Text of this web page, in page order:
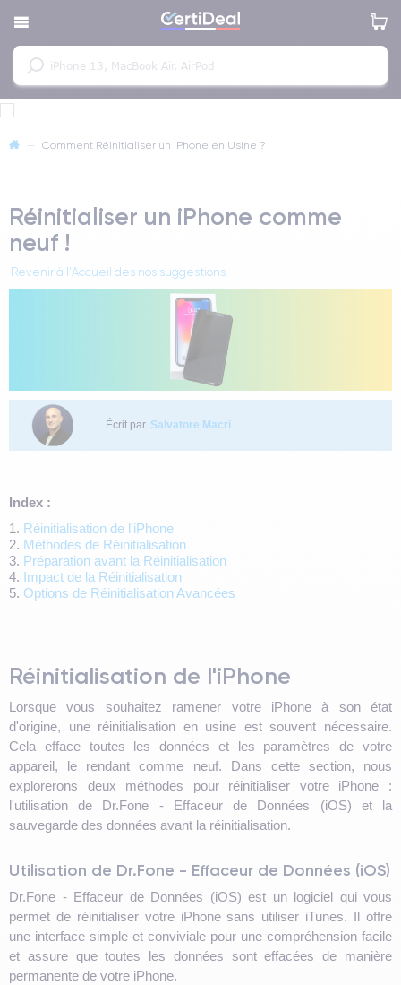
— Comment Réinitialiser un iPhone en Usine ?
Réinitialiser un iPhone comme
neuf !
Revenir à l'Accueil des nos suggestions
Écrit par Salvatore Macri
Index :
1. Réinitialisation de l'iPhone
2. Méthodes de Réinitialisation
3. Préparation avant la Réinitialisation
4. Impact de la Réinitialisation
5. Options de Réinitialisation Avancées
Réinitialisation de l'iPhone
Lorsque vous souhaitez ramener votre iPhone à son état
d'origine, une réinitialisation en usine est souvent nécessaire.
Cela efface toutes les données et les paramètres de votre
appareil, le rendant comme neuf. Dans cette section, nous
explorerons deux méthodes pour réinitialiser votre iPhone :
l'utilisation de Dr.Fone - Effaceur de Données (iOS) et la
sauvegarde des données avant la réinitialisation.
Utilisation de Dr.Fone - Effaceur de Données (iOS)
Dr.Fone - Effaceur de Données (iOS) est un logiciel qui vous
permet de réinitialiser votre iPhone sans utiliser iTunes. Il offre
une interface simple et conviviale pour une compréhension facile
et assure que toutes les données sont effacées de manière
permanente de votre iPhone.